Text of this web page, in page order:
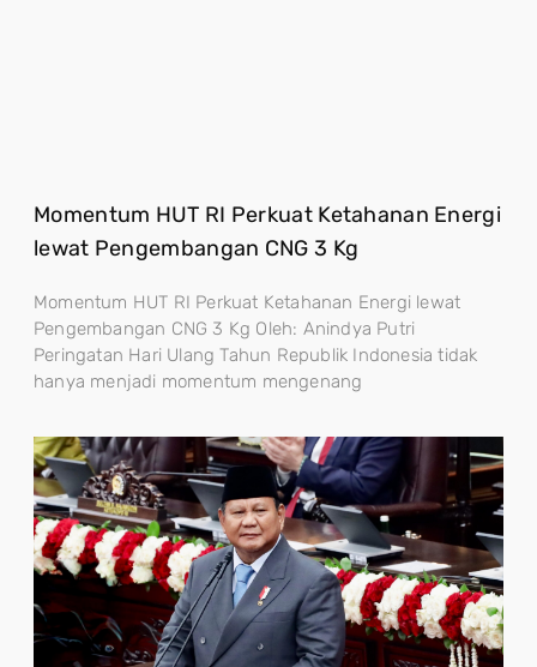
Momentum HUT RI Perkuat Ketahanan Energi
lewat Pengembangan CNG 3 Kg
Momentum HUT RI Perkuat Ketahanan Energi lewat
Pengembangan CNG 3 Kg Oleh: Anindya Putri
Peringatan Hari Ulang Tahun Republik Indonesia tidak
hanya menjadi momentum mengenang